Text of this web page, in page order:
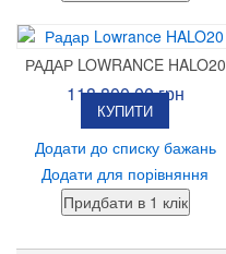
РАДАР LOWRANCE HALO20
118 800,00 грн
КУПИТИ
Додати до списку бажань
Додати для порівняння